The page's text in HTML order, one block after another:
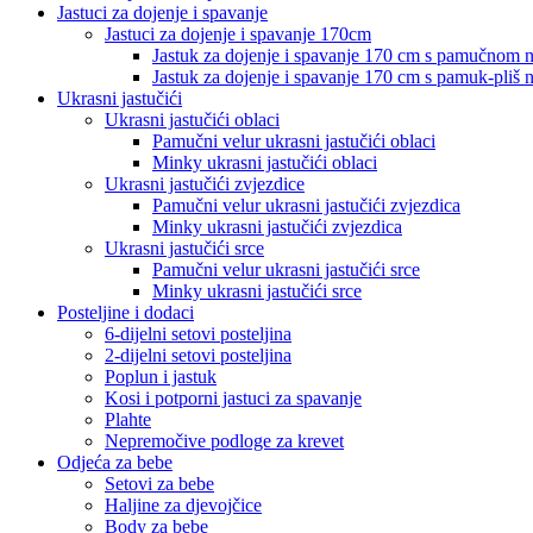
Jastuci za dojenje i spavanje
Jastuci za dojenje i spavanje 170cm
Jastuk za dojenje i spavanje 170 cm s pamučnom
Jastuk za dojenje i spavanje 170 cm s pamuk-pliš
Ukrasni jastučići
Ukrasni jastučići oblaci
Pamučni velur ukrasni jastučići oblaci
Minky ukrasni jastučići oblaci
Ukrasni jastučići zvjezdice
Pamučni velur ukrasni jastučići zvjezdica
Minky ukrasni jastučići zvjezdica
Ukrasni jastučići srce
Pamučni velur ukrasni jastučići srce
Minky ukrasni jastučići srce
Posteljine i dodaci
6-dijelni setovi posteljina
2-dijelni setovi posteljina
Poplun i jastuk
Kosi i potporni jastuci za spavanje
Plahte
Nepremočive podloge za krevet
Odjeća za bebe
Setovi za bebe
Haljine za djevojčice
Body za bebe